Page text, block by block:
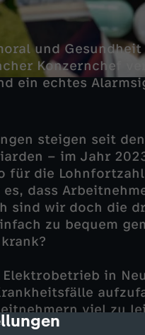
und
Konzernchef
ein echtes
steigen seit
– im Jahr
für die
es, dass
sind wir doch die
zu bequem
in
viel zu
dafür